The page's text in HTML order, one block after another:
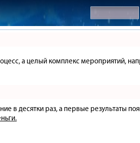
а целый комплекс мероприятий,
в десятки раз, а первые результаты